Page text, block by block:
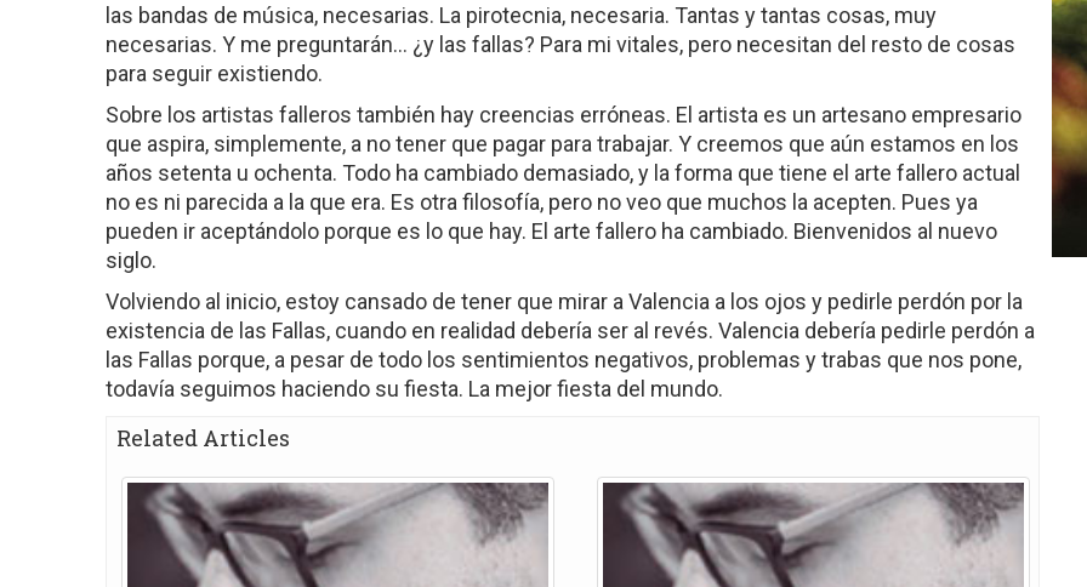
las bandas de música, necesarias. La pirotecnia, necesaria. Tantas y tantas cosas, muy
necesarias. Y me preguntarán… ¿y las fallas? Para mi vitales, pero necesitan del resto de cosas
para seguir existiendo.
Sobre los artistas falleros también hay creencias erróneas. El artista es un artesano empresario
que aspira, simplemente, a no tener que pagar para trabajar. Y creemos que aún estamos en los
años setenta u ochenta. Todo ha cambiado demasiado, y la forma que tiene el arte fallero actual
no es ni parecida a la que era. Es otra filosofía, pero no veo que muchos la acepten. Pues ya
pueden ir aceptándolo porque es lo que hay. El arte fallero ha cambiado. Bienvenidos al nuevo
siglo.
Volviendo al inicio, estoy cansado de tener que mirar a Valencia a los ojos y pedirle perdón por la
existencia de las Fallas, cuando en realidad debería ser al revés. Valencia debería pedirle perdón a
las Fallas porque, a pesar de todo los sentimientos negativos, problemas y trabas que nos pone,
todavía seguimos haciendo su fiesta. La mejor fiesta del mundo.
Related Articles